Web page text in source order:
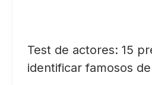
Test de actores: 15
identificar famosos